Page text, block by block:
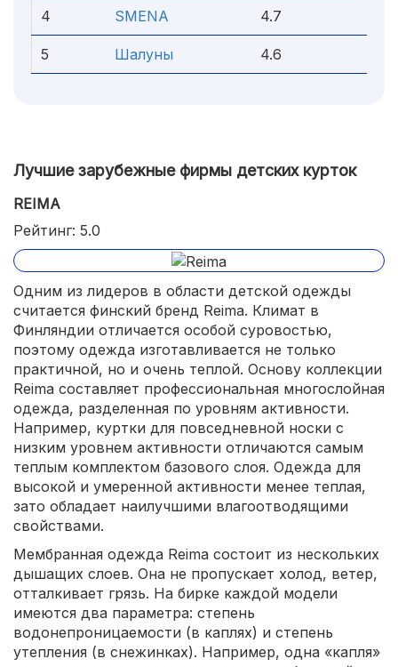
4 SMENA 4.7
5 Шалуны 4.6
Лучшие зарубежные фирмы детских курток
REIMA
Рейтинг: 5.0
Одним из лидеров в области детской одежды
считается финский бренд Reima. Климат в
Финляндии отличается особой суровостью,
поэтому одежда изготавливается не только
практичной, но и очень теплой. Основу коллекции
Reima составляет профессиональная многослойная
одежда, разделенная по уровням активности.
Например, куртки для повседневной носки с
низким уровнем активности отличаются самым
теплым комплектом базового слоя. Одежда для
высокой и умеренной активности менее теплая,
зато обладает наилучшими влагоотводящими
свойствами.
Мембранная одежда Reima состоит из нескольких
дышащих слоев. Она не пропускает холод, ветер,
отталкивает грязь. На бирке каждой модели
имеются два параметра: степень
водонепроницаемости (в каплях) и степень
утепления (в снежинках). Например, одна «капля»